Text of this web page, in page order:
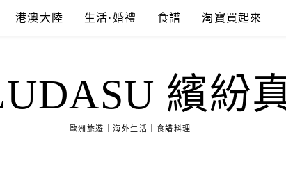
港澳大陸 生活·婚禮 食譜 淘寶買起來
繽紛
歐洲旅遊｜海外生活｜食譜料理